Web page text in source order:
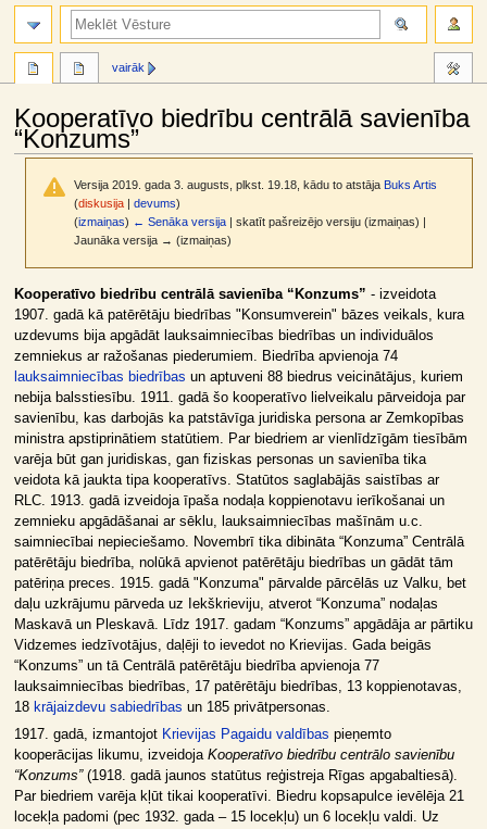
Kooperatīvo biedrību centrālā savienība
“Konzums”
Versija 2019. gada 3. augusts, plkst. 19.18, kādu to atstājaBuks Artis
(diskusija |devums)
(izmaiņas) ← Senāka versija | skatīt pašreizējo versiju (izmaiņas) |
Jaunāka versija → (izmaiņas)
Jump
to
navigation
Jump
to
search
Kooperatīvo biedrību centrālā savienība “Konzums” - izveidota
1907. gadā kā patērētāju biedrības "Konsumverein" bāzes veikals, kura
uzdevums bija apgādāt lauksaimniecības biedrības un individuālos
zemniekus ar ražošanas piederumiem. Biedrība apvienoja 74
lauksaimniecības biedrības un aptuveni 88 biedrus veicinātājus, kuriem
nebija balsstiesību. 1911. gadā šo kooperatīvo lielveikalu pārveidoja par
savienību, kas darbojās ka patstāvīga juridiska persona ar Zemkopības
ministra apstiprinātiem statūtiem. Par biedriem ar vienlīdzīgām tiesībām
varēja būt gan juridiskas, gan fiziskas personas un savienība tika
veidota kā jaukta tipa kooperatīvs. Statūtos saglabājās saistības ar
RLC. 1913. gadā izveidoja īpaša nodaļa koppienotavu ierīkošanai un
zemnieku apgādāšanai ar sēklu, lauksaimniecības mašīnām u.c.
saimniecībai nepieciešamo. Novembrī tika dibināta “Konzuma” Centrālā
patērētāju biedrība, nolūkā apvienot patērētāju biedrības un gādāt tām
patēriņa preces. 1915. gadā "Konzuma" pārvalde pārcēlās uz Valku, bet
daļu uzkrājumu pārveda uz Iekškrieviju, atverot “Konzuma” nodaļas
Maskavā un Pleskavā. Līdz 1917. gadam “Konzums” apgādāja ar pārtiku
Vidzemes iedzīvotājus, daļēji to ievedot no Krievijas. Gada beigās
“Konzums” un tā Centrālā patērētāju biedrība apvienoja 77
lauksaimniecības biedrības, 17 patērētāju biedrības, 13 koppienotavas,
18 krājaizdevu sabiedrības un 185 privātpersonas.
1917. gadā, izmantojot Krievijas Pagaidu valdības pieņemto
kooperācijas likumu, izveidoja Kooperatīvo biedrību centrālo savienību
“Konzums”(1918. gadā jaunos statūtus reģistreja Rīgas apgabaltiesā).
Par biedriem varēja kļūt tikai kooperatīvi. Biedru kopsapulce ievēlēja 21
locekļa padomi (pec 1932. gada – 15 locekļu) un 6 locekļu valdi. Uz
vairāk
meklēt